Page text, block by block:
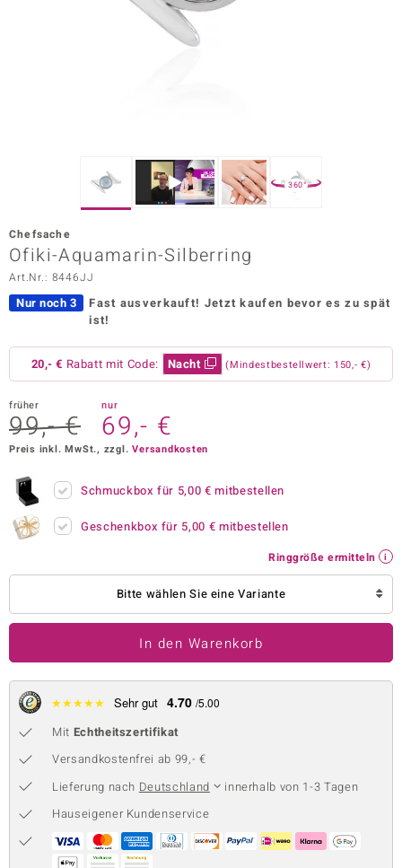
Vogue
Paraíso
Collection
BY DE MELO
Collection
360°
Chefsache
Ofiki-Aquamarin-Silberring
Art.Nr.: 8446JJ
Nur noch 3 Fast ausverkauft! Jetzt kaufen bevor es zu spät
ist!
20,- € Rabatt mit Code: Nacht (Mindestbestellwert: 150,- €)
früher
99,- €
nur
69,- €
Preis inkl. MwSt., zzgl.Versandkosten
Schmuckbox für 5,00 € mitbestellen
Geschenkbox für 5,00 € mitbestellen
Ringgröße ermitteln
Bitte wählen Sie eine Variante
In den Warenkorb
★★★★★ Sehr gut 4.70 /5.00
Mit Echtheitszertifikat
Versandkostenfrei ab 99,- €
Lieferung nach Deutschland
innerhalb von 1-3 Tagen
Hauseigener Kundenservice